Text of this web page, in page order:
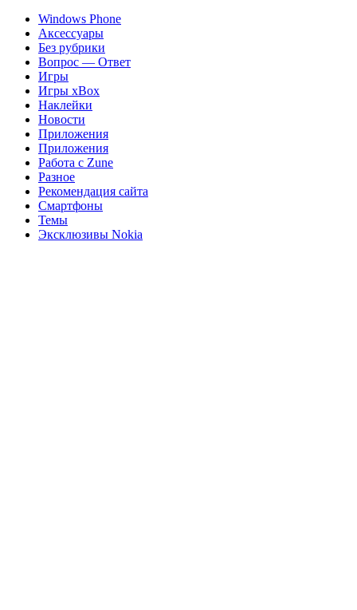
Windows Phone
Аксессуары
Без рубрики
Вопрос — Ответ
Игры
Игры xBox
Наклейки
Новости
Приложения
Приложения
Работа с Zune
Разное
Рекомендация сайта
Смартфоны
Темы
Эксклюзивы Nokia